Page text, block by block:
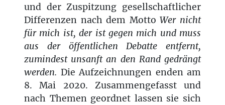
und der Zuspitzung gesellschaftlicher
Differenzen nach dem MottoWer nicht
für mich ist, der ist gegen mich und muss
aus der öffentlichen Debatte entfernt,
zumindest unsanft an den Rand gedrängt
werden. Die Aufzeichnungen enden am
8. Mai 2020. Zusammengefasst und
nach Themen geordnet lassen sie sich